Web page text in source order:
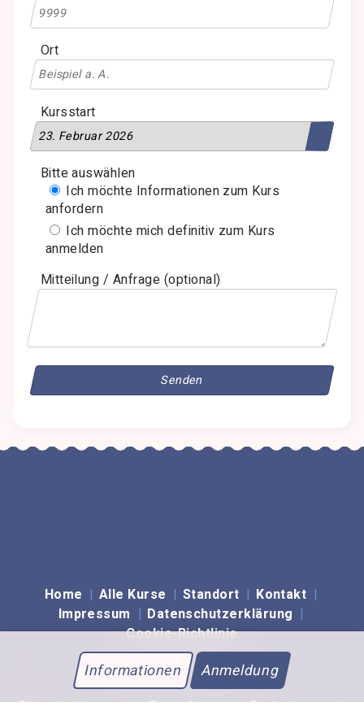
Ort
Kursstart
Bitte auswählen
Ich möchte Informationen zum Kurs
anfordern
Ich möchte mich definitiv zum Kurs
anmelden
Mitteilung / Anfrage (optional)
Informationen Anmeldung
Home Alle Kurse Standort
Kontakt
Impressum
Datenschutzerklärung
Cookie-Richtlinie
Unser Angebot:
Dienstleistungen Erwachsene Ferienkurse